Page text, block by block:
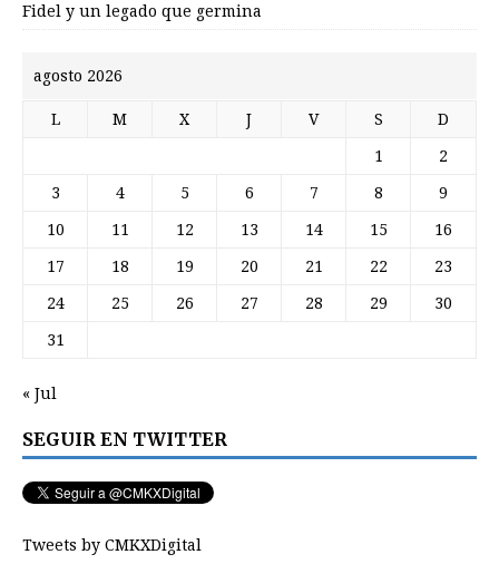
Fidel y un legado que germina
agosto 2026
L M X J V S D
1 2
3 4 5 6 7 8 9
10 11 12 13 14 15 16
17 18 19 20 21 22 23
24 25 26 27 28 29 30
31
« Jul
SEGUIR EN TWITTER
Tweets by CMKXDigital